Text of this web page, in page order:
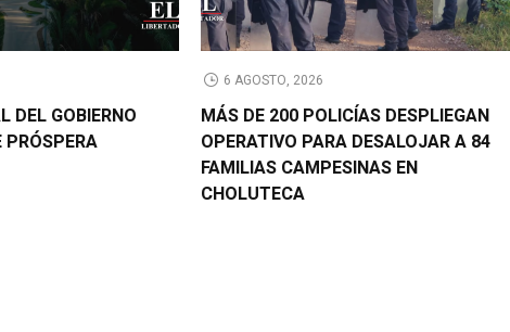
DEL GOBIERNO
PRÓSPERA
6 AGOSTO, 2026
MÁS DE 200 POLICÍAS DESPLIEGAN
OPERATIVO PARA DESALOJAR A 84
FAMILIAS CAMPESINAS EN
CHOLUTECA